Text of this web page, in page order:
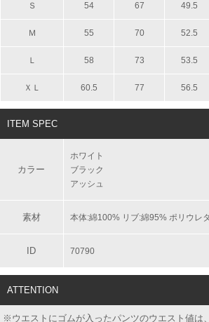
Ｓ 54 67 49.5
Ｍ 55 70 52.5
Ｌ 58 73 53.5
ＸＬ 60.5 77 56.5
ITEM SPEC
カラー
ホワイト
ブラック
アッシュ
素材 本体:綿100% リブ:綿95% ポリウレ
ID 70790
ATTENTION
※ウエストにゴムが入ったパンツのウエスト値は